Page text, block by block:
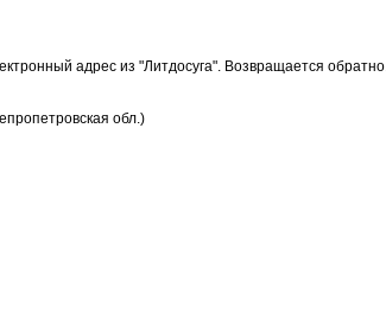
адрес из "Литдосуга". Возвращается
обл.)